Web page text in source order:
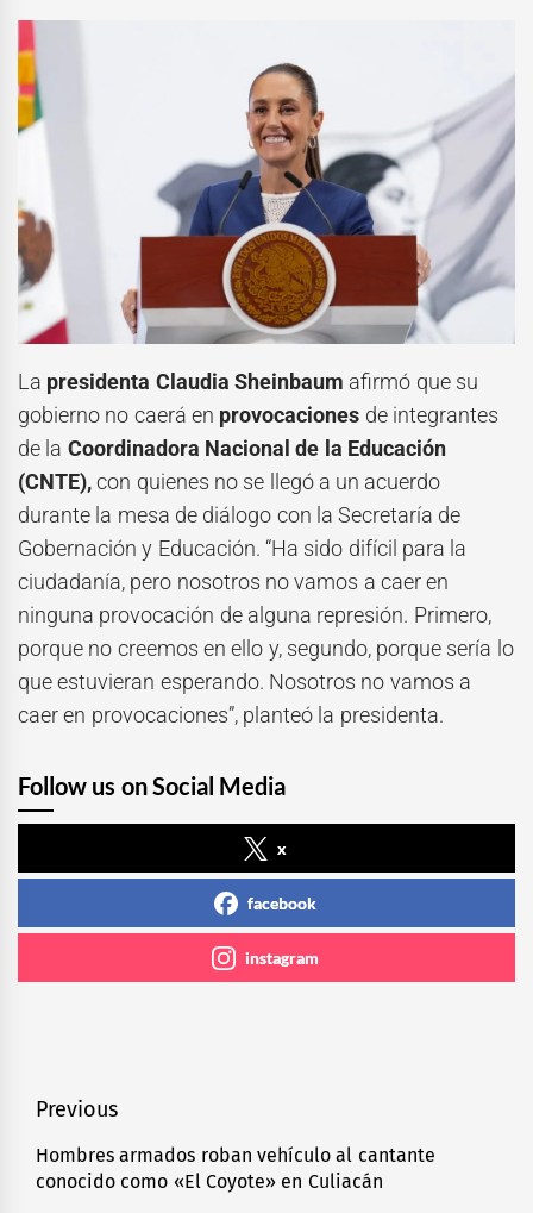
La presidenta Claudia Sheinbaum afirmó que su
gobierno no caerá en provocaciones de integrantes
de la Coordinadora Nacional de la Educación
(CNTE),con quienes no se llegó a un acuerdo
durante la mesa de diálogo con la Secretaría de
Gobernación y Educación. “Ha sido difícil para la
ciudadanía, pero nosotros no vamos a caer en
ninguna provocación de alguna represión. Primero,
porque no creemos en ello y, segundo, porque sería lo
que estuvieran esperando. Nosotros no vamos a
caer en provocaciones”, planteó la presidenta.
Follow us on Social Media
x
facebook
instagram
Navegación
de
entradas
Previous
Previous
post:
Hombres armados roban vehículo al cantante
conocido como «El Coyote» en Culiacán